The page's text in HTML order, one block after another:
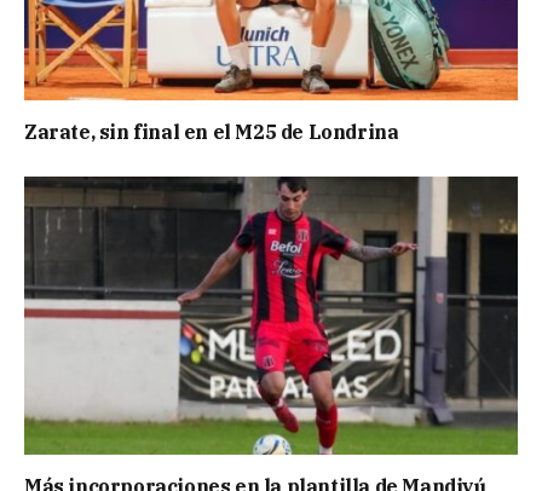
Zarate, sin final en el M25 de Londrina
Más incorporaciones en la plantilla de Mandiyú